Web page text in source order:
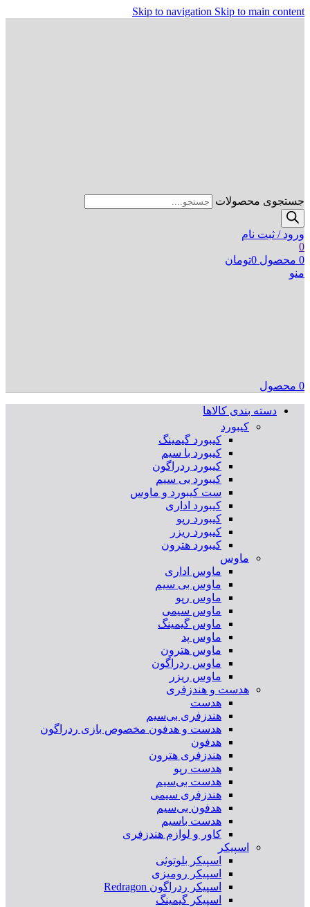
Skip to navigation Skip to main content
جستجوی محصولات
ورود / ثبت نام
0
0 محصول 0تومان
منو
0 محصول
دسته بندی کالاها
کیبورد
کیبورد گیمینگ
کیبورد با سیم
کیبورد ردراگون
کیبورد بی سیم
ست کیبورد و ماوس
کیبورد اداری
کیبورد رپو
کیبورد ریزر
کیبورد هترون
ماوس
ماوس اداری
ماوس بی سیم
ماوس رپو
ماوس سیمی
ماوس گیمینگ
ماوس پد
ماوس هترون
ماوس ردراگون
ماوس ریزر
هدست و هندزفری
هدست
هندزفری بی‌سیم
هدست و هدفون مخصوص بازی ردراگون
هدفون
هندزفری هترون
هدست رپو
هدست بی‌سیم
هندزفری سیمی
هدفون بی‌سیم
هدست باسیم
کاور و لوازم هندزفری
اسپیکر
اسپیکر بلوتوثی
اسپیکر رومیزی
اسپیکر ردراگون Redragon
اسپیکر گیمینگ